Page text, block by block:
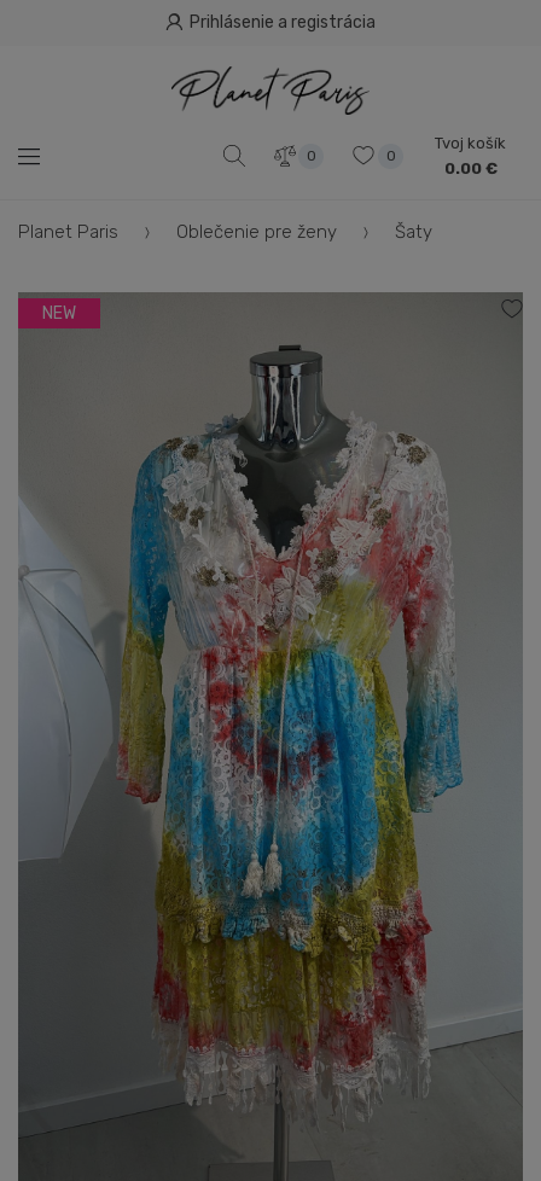
Prihlásenie a registrácia
0 0
Tvoj košík
0.00 €
Planet Paris Oblečenie pre ženy Šaty
NEW